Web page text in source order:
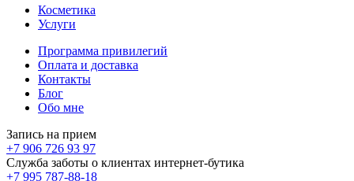
Косметика
Услуги
Программа привилегий
Оплата и доставка
Контакты
Блог
Обо мне
Запись на прием
+7 906 726 93 97
Служба заботы о клиентах интернет-бутика
+7 995 787-88-18